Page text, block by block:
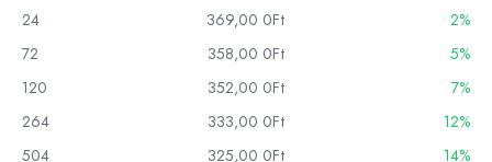
24
369,00 0Ft
2%
72
358,00 0Ft
5%
120
352,00 0Ft
7%
264
333,00 0Ft
12%
504
325,00 0Ft
14%